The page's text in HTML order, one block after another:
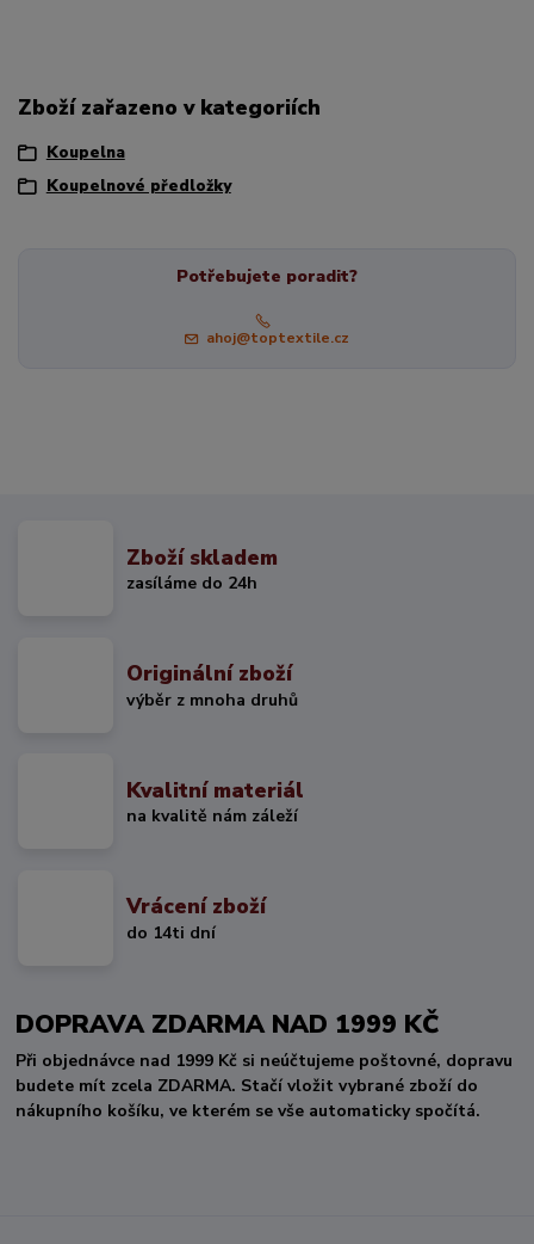
Zboží zařazeno v kategoriích
Koupelna
Koupelnové předložky
Potřebujete poradit?
ahoj@toptextile.cz
Zboží skladem
zasíláme do 24h
Originální zboží
výběr z mnoha druhů
Kvalitní materiál
na kvalitě nám záleží
Vrácení zboží
do 14ti dní
DOPRAVA ZDARMA NAD 1999 KČ
Při objednávce nad 1999 Kč si neúčtujeme poštovné, dopravu
budete mít zcela ZDARMA. Stačí vložit vybrané zboží do
nákupního košíku, ve kterém se vše automaticky spočítá.